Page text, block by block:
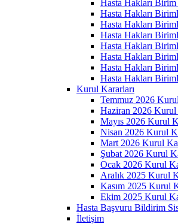
Hasta Hakları Birim
Hasta Hakları
Hasta Hakları
Hasta Hakları
Hasta Hakları
Hasta Hakları
Hasta Hakları
Hasta Hakları
Kurul Kararları
Temmuz 2026
Haziran 2026 Kurul
Mayıs 2026 Kurul
Nisan 2026 Kurul
Mart 2026 Kurul
Şubat 2026 Kurul
Ocak 2026 Kurul
Aralık 2025 Kurul
Kasım 2025 Kurul
Ekim 2025 Kurul
Hasta Başvuru Bildirim
İletişim